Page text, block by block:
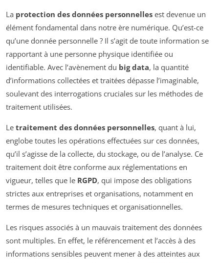
La protection des données personnelles est devenue un
élément fondamental dans notre ère numérique. Qu’est-ce
qu’une donnée personnelle ? Il s’agit de toute information se
rapportant à une personne physique identifiée ou
identifiable. Avec l’avènement du big data, la quantité
d’informations collectées et traitées dépasse l’imaginable,
soulevant des interrogations cruciales sur les méthodes de
traitement utilisées.
Le traitement des données personnelles, quant à lui,
englobe toutes les opérations effectuées sur ces données,
qu’il s’agisse de la collecte, du stockage, ou de l’analyse. Ce
traitement doit être conforme aux réglementations en
vigueur, telles que le RGPD, qui impose des obligations
strictes aux entreprises et organisations, notamment en
termes de mesures techniques et organisationnelles.
Les risques associés à un mauvais traitement des données
sont multiples. En effet, le référencement et l’accès à des
informations sensibles peuvent mener à des atteintes aux